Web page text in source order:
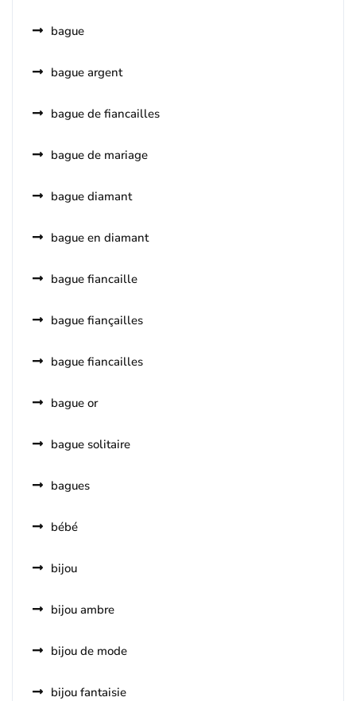
bague
bague argent
bague de fiancailles
bague de mariage
bague diamant
bague en diamant
bague fiancaille
bague fiançailles
bague fiancailles
bague or
bague solitaire
bagues
bébé
bijou
bijou ambre
bijou de mode
bijou fantaisie